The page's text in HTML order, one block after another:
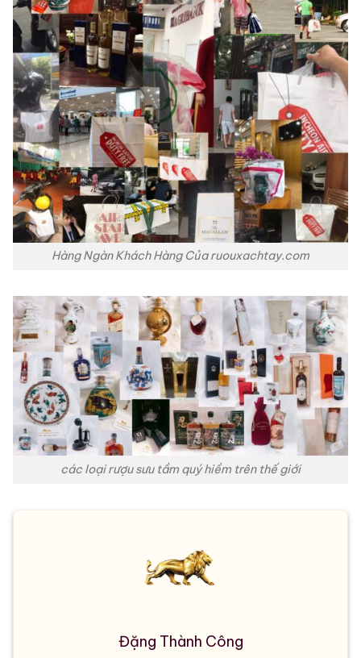
Hàng Ngàn Khách Hàng Của ruouxachtay.com
các loại rượu sưu tầm quý hiềm trên thế giới
Đặng Thành Công